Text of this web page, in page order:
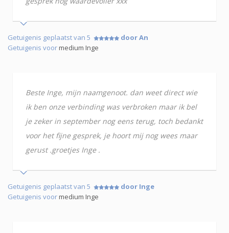
Getuigenis geplaatst van 5
door An
Getuigenis voormedium Inge
Beste Inge, mijn naamgenoot. dan weet direct wie
ik ben onze verbinding was verbroken maar ik bel
je zeker in september nog eens terug, toch bedankt
voor het fijne gesprek, je hoort mij nog wees maar
gerust .groetjes Inge .
Getuigenis geplaatst van 5
door Inge
Getuigenis voormedium Inge